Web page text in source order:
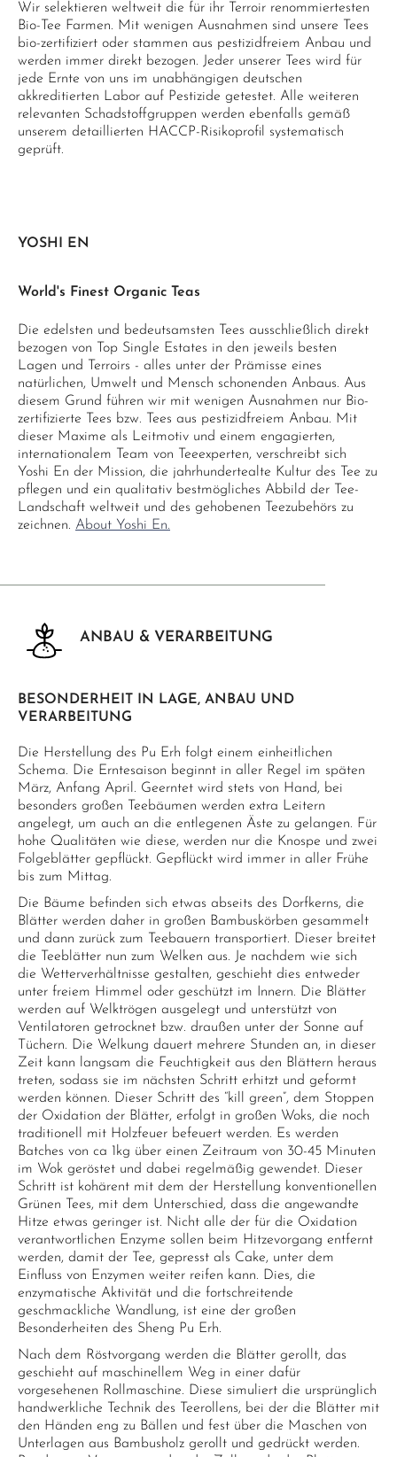
Wir selektieren weltweit die für ihr Terroir renommiertesten
Bio-Tee Farmen. Mit wenigen Ausnahmen sind unsere Tees
bio-zertifiziert oder stammen aus pestizidfreiem Anbau und
werden immer direkt bezogen. Jeder unserer Tees wird für
jede Ernte von uns im unabhängigen deutschen
akkreditierten Labor auf Pestizide getestet. Alle weiteren
relevanten Schadstoffgruppen werden ebenfalls gemäß
unserem detaillierten HACCP-Risikoprofil systematisch
geprüft.
YOSHI EN
World's Finest Organic Teas
Die edelsten und bedeutsamsten Tees ausschließlich direkt
bezogen von Top Single Estates in den jeweils besten
Lagen und Terroirs - alles unter der Prämisse eines
natürlichen, Umwelt und Mensch schonenden Anbaus. Aus
diesem Grund führen wir mit wenigen Ausnahmen nur Bio-
zertifizierte Tees bzw. Tees aus pestizidfreiem Anbau. Mit
dieser Maxime als Leitmotiv und einem engagierten,
internationalem Team von Teeexperten, verschreibt sich
Yoshi En der Mission, die jahrhundertealte Kultur des Tee zu
pflegen und ein qualitativ bestmögliches Abbild der Tee-
Landschaft weltweit und des gehobenen Teezubehörs zu
zeichnen. About Yoshi En.
ANBAU & VERARBEITUNG
BESONDERHEIT IN LAGE, ANBAU UND
VERARBEITUNG
Die Herstellung des Pu Erh folgt einem einheitlichen
Schema. Die Erntesaison beginnt in aller Regel im späten
März, Anfang April. Geerntet wird stets von Hand, bei
besonders großen Teebäumen werden extra Leitern
angelegt, um auch an die entlegenen Äste zu gelangen. Für
hohe Qualitäten wie diese, werden nur die Knospe und zwei
Folgeblätter gepflückt. Gepflückt wird immer in aller Frühe
bis zum Mittag.
Die Bäume befinden sich etwas abseits des Dorfkerns, die
Blätter werden daher in großen Bambuskörben gesammelt
und dann zurück zum Teebauern transportiert. Dieser breitet
die Teeblätter nun zum Welken aus. Je nachdem wie sich
die Wetterverhältnisse gestalten, geschieht dies entweder
unter freiem Himmel oder geschützt im Innern. Die Blätter
werden auf Welktrögen ausgelegt und unterstützt von
Ventilatoren getrocknet bzw. draußen unter der Sonne auf
Tüchern. Die Welkung dauert mehrere Stunden an, in dieser
Zeit kann langsam die Feuchtigkeit aus den Blättern heraus
treten, sodass sie im nächsten Schritt erhitzt und geformt
werden können. Dieser Schritt des “kill green”, dem Stoppen
der Oxidation der Blätter, erfolgt in großen Woks, die noch
traditionell mit Holzfeuer befeuert werden. Es werden
Batches von ca 1kg über einen Zeitraum von 30-45 Minuten
im Wok geröstet und dabei regelmäßig gewendet. Dieser
Schritt ist kohärent mit dem der Herstellung konventionellen
Grünen Tees, mit dem Unterschied, dass die angewandte
Hitze etwas geringer ist. Nicht alle der für die Oxidation
verantwortlichen Enzyme sollen beim Hitzevorgang entfernt
werden, damit der Tee, gepresst als Cake, unter dem
Einfluss von Enzymen weiter reifen kann. Dies, die
enzymatische Aktivität und die fortschreitende
geschmackliche Wandlung, ist eine der großen
Besonderheiten des Sheng Pu Erh.
Nach dem Röstvorgang werden die Blätter gerollt, das
geschieht auf maschinellem Weg in einer dafür
vorgesehenen Rollmaschine. Diese simuliert die ursprünglich
handwerkliche Technik des Teerollens, bei der die Blätter mit
den Händen eng zu Bällen und fest über die Maschen von
Unterlagen aus Bambusholz gerollt und gedrückt werden.